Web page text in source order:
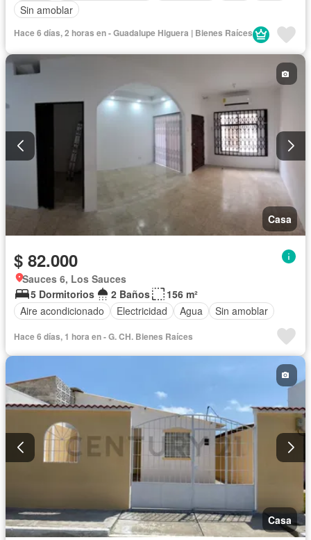
Sin amoblar
Hace 6 días, 2 horas en - Guadalupe Higuera | Bienes Raíces
Casa
$ 82.000
Sauces 6, Los Sauces
5 Dormitorios
2 Baños
156 m²
Aire acondicionado
Electricidad Agua Sin amoblar
Hace 6 días, 1 hora en - G. CH. Bienes Raíces
Casa